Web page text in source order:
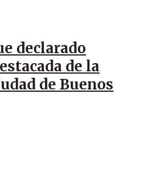
declarado
de la
de Buenos